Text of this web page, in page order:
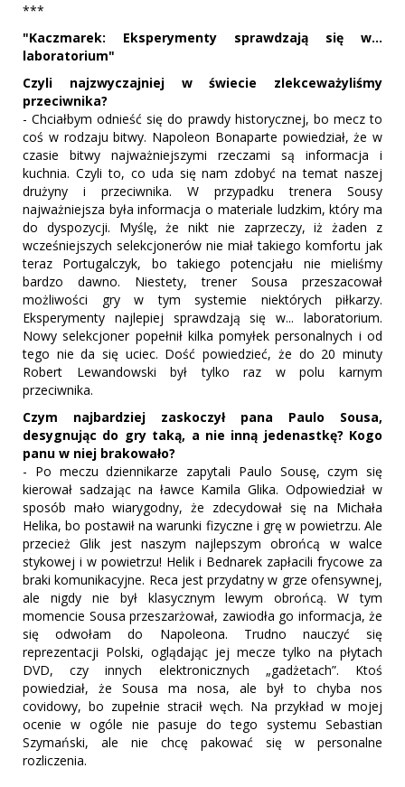
***
"Kaczmarek: Eksperymenty sprawdzają się w...
laboratorium"
Czyli najzwyczajniej w świecie zlekceważyliśmy
przeciwnika?
- Chciałbym odnieść się do prawdy historycznej, bo mecz to
coś w rodzaju bitwy. Napoleon Bonaparte powiedział, że w
czasie bitwy najważniejszymi rzeczami są informacja i
kuchnia. Czyli to, co uda się nam zdobyć na temat naszej
drużyny i przeciwnika. W przypadku trenera Sousy
najważniejsza była informacja o materiale ludzkim, który ma
do dyspozycji. Myślę, że nikt nie zaprzeczy, iż żaden z
wcześniejszych selekcjonerów nie miał takiego komfortu jak
teraz Portugalczyk, bo takiego potencjału nie mieliśmy
bardzo dawno. Niestety, trener Sousa przeszacował
możliwości gry w tym systemie niektórych piłkarzy.
Eksperymenty najlepiej sprawdzają się w... laboratorium.
Nowy selekcjoner popełnił kilka pomyłek personalnych i od
tego nie da się uciec. Dość powiedzieć, że do 20 minuty
Robert Lewandowski był tylko raz w polu karnym
przeciwnika.
Czym najbardziej zaskoczył pana Paulo Sousa,
desygnując do gry taką, a nie inną jedenastkę? Kogo
panu w niej brakowało?
- Po meczu dziennikarze zapytali Paulo Sousę, czym się
kierował sadzając na ławce Kamila Glika. Odpowiedział w
sposób mało wiarygodny, że zdecydował się na Michała
Helika, bo postawił na warunki fizyczne i grę w powietrzu. Ale
przecież Glik jest naszym najlepszym obrońcą w walce
stykowej i w powietrzu! Helik i Bednarek zapłacili frycowe za
braki komunikacyjne. Reca jest przydatny w grze ofensywnej,
ale nigdy nie był klasycznym lewym obrońcą. W tym
momencie Sousa przeszarżował, zawiodła go informacja, że
się odwołam do Napoleona. Trudno nauczyć się
reprezentacji Polski, oglądając jej mecze tylko na płytach
DVD, czy innych elektronicznych „gadżetach”. Ktoś
powiedział, że Sousa ma nosa, ale był to chyba nos
covidowy, bo zupełnie stracił węch. Na przykład w mojej
ocenie w ogóle nie pasuje do tego systemu Sebastian
Szymański, ale nie chcę pakować się w personalne
rozliczenia.